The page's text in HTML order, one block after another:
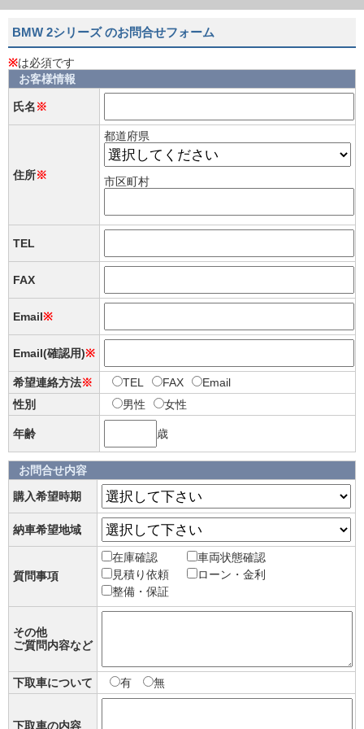
BMW 2シリーズ のお問合せフォーム
※は必須です
お客様情報
氏名※
住所※
都道府県
市区町村
TEL
FAX
Email※
Email(確認用)※
希望連絡方法※ TEL FAX
Email
性別
男性 女性
年齢 歳
お問合せ内容
購入希望時期
納車希望地域
質問事項
在庫確認
車両状態確認
見積り依頼
ローン・金利
整備・保証
その他
ご質問内容など
下取車について 有 無
下取車の内容